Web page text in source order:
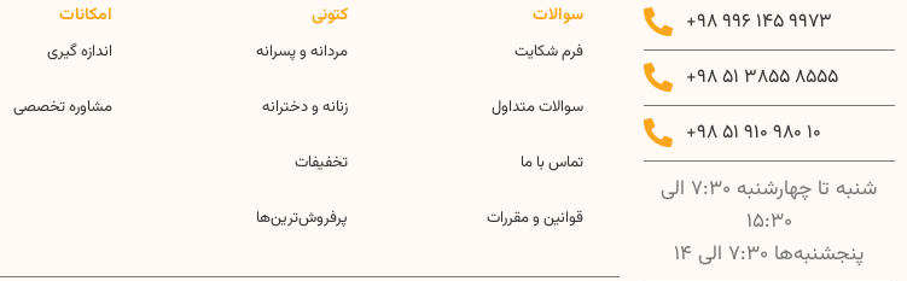
+98 996 145 9973
+98 51 3855 8555
+98 51 910 980 10
شنبه تا چهارشنبه 7:30 الی
15:30
پنجشنبه‌ها 7:30 الی 14
سوالات
فرم شکایت
سوالات متداول
تماس با ما
قوانین و مقررات
کتونی
مردانه و پسرانه
زنانه و دخترانه
تخفیفات
پرفروش‌ترین‌ها
امکانات
اندازه گیری
مشاوره تخصصی